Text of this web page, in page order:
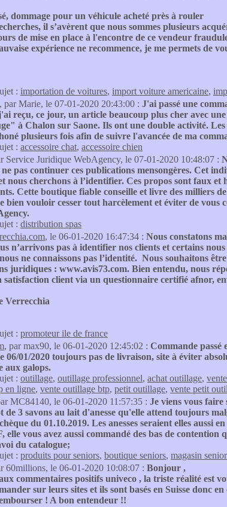
dommage pour un véhicule acheté près à rouler
il s’avèrent que nous sommes plusieurs
de mise en place à l'encontre de ce vendeur
expérience ne recommence, je me permets de
: importation de voitures, import voiture americaine,
, par Marie, le 07-01-2020 20:43:00 : J'ai passé une
reçu, ce jour, un article beaucoup plus cher avec
à Chalon sur Saone. Ils ont une double activité.
plusieurs fois afin de suivre l'avancée de ma
: accessoire chat, accessoire chien
Service Juridique WebAgency, le 07-01-2020 10:48:07 :
pas continuer ces publications mensongères. Cet
nous cherchons à l’identifier. Ces propos sont faux
Cette boutique fiable conseille et livre des milliers
bien vouloir cesser tout harcèlement et éviter de
: distribution spas
, le 06-01-2020 16:47:34 : Nous constatons
n’arrivons pas à identifier nos clients et certains
ne connaissons pas l’identité. Nous souhaitons
juridiques : www.avis73.com. Bien entendu, nous
satisfaction client via un questionnaire certifié afnor,
Verrecchia
: promoteur ile de france
, par max90, le 06-01-2020 12:45:02 : Commande passé
06/01/2020 toujours pas de livraison, site à éviter
aux galops.
: outillage, outillage professionnel, achat outillage,
en ligne, vente outillage btp, petit outillage, vente petit
MC84140, le 06-01-2020 11:57:35 : Je viens vous faire
de 3 savons au lait d'anesse qu'elle attend toujours
du 01.10.2019. Les anesses seraient elles aussi
elle vous avez aussi commandé des bas de
du catalogue;
: produits pour seniors, boutique seniors, magasin
60millions, le 06-01-2020 10:08:07 : Bonjour ,
commentaires positifs univeco , la triste réalité est
sur leurs sites et ils sont basés en Suisse donc
! A bon entendeur !!